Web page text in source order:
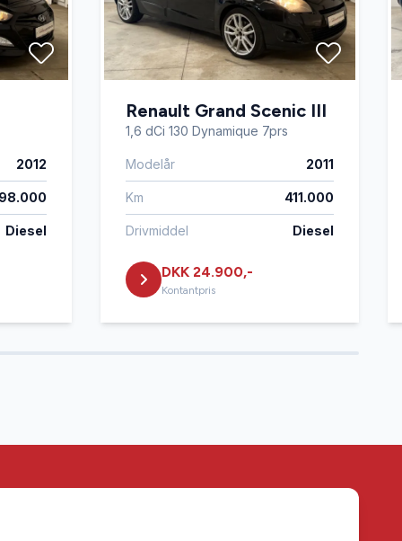
2012
Diesel
Renault Grand Scenic III
1,6 dCi 130 Dynamique 7prs
Modelår 2011
Km 411.000
Drivmiddel Diesel
DKK 24.900,-
Kontantpris